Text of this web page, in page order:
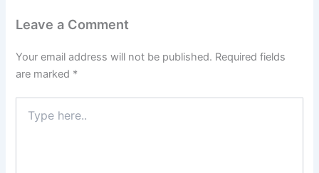
Leave a Comment
Your email address will not be published. Required fields
are marked *
here..